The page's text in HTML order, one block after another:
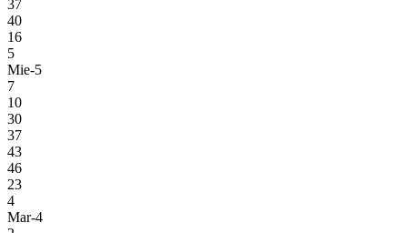
37
40
16
5
Mie-5
7
10
30
37
43
46
23
4
Mar-4